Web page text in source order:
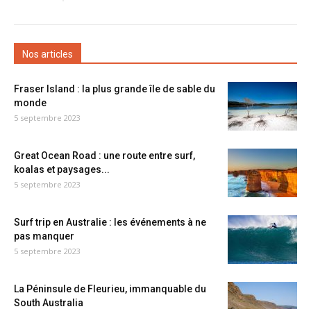
Nos articles
Fraser Island : la plus grande île de sable du
monde
5 septembre 2023
Great Ocean Road : une route entre surf,
koalas et paysages...
5 septembre 2023
Surf trip en Australie : les événements à ne
pas manquer
5 septembre 2023
La Péninsule de Fleurieu, immanquable du
South Australia